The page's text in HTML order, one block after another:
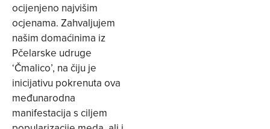
ocijenjeno najvišim
ocjenama. Zahvaljujem
našim domaćinima iz
Pčelarske udruge
‘Čmalico’, na čiju je
inicijativu pokrenuta ova
međunarodna
manifestacija s ciljem